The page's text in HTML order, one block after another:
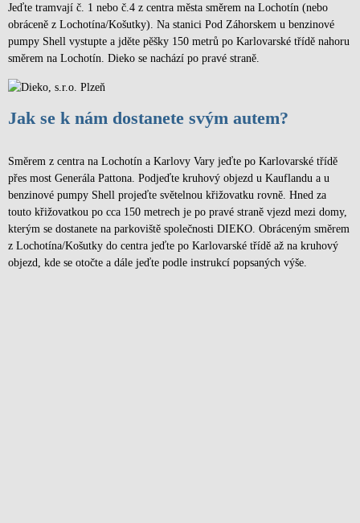
Jeďte tramvají č. 1 nebo č.4 z centra města směrem na Lochotín (nebo
obráceně z Lochotína/Košutky). Na stanici Pod Záhorskem u benzinové
pumpy Shell vystupte a jděte pěšky 150 metrů po Karlovarské třídě nahoru
směrem na Lochotín. Dieko se nachází po pravé straně.
Jak se k nám dostanete svým autem?
Směrem z centra na Lochotín a Karlovy Vary jeďte po Karlovarské třídě
přes most Generála Pattona. Podjeďte kruhový objezd u Kauflandu a u
benzinové pumpy Shell projeďte světelnou křižovatku rovně. Hned za
touto křižovatkou po cca 150 metrech je po pravé straně vjezd mezi domy,
kterým se dostanete na parkoviště společnosti DIEKO. Obráceným směrem
z Lochotína/Košutky do centra jeďte po Karlovarské třídě až na kruhový
objezd, kde se otočte a dále jeďte podle instrukcí popsaných výše.